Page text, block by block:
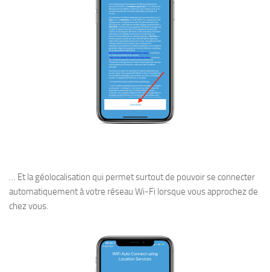
… Et la géolocalisation qui permet surtout de pouvoir se connecter
automatiquement à votre réseau Wi-Fi lorsque vous approchez de
chez vous.